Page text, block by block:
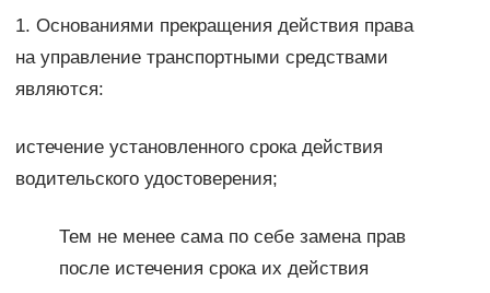
1. Основаниями прекращения действия права
на управление транспортными средствами
являются:
истечение установленного срока действия
водительского удостоверения;
Тем не менее сама по себе замена прав
после истечения срока их действия